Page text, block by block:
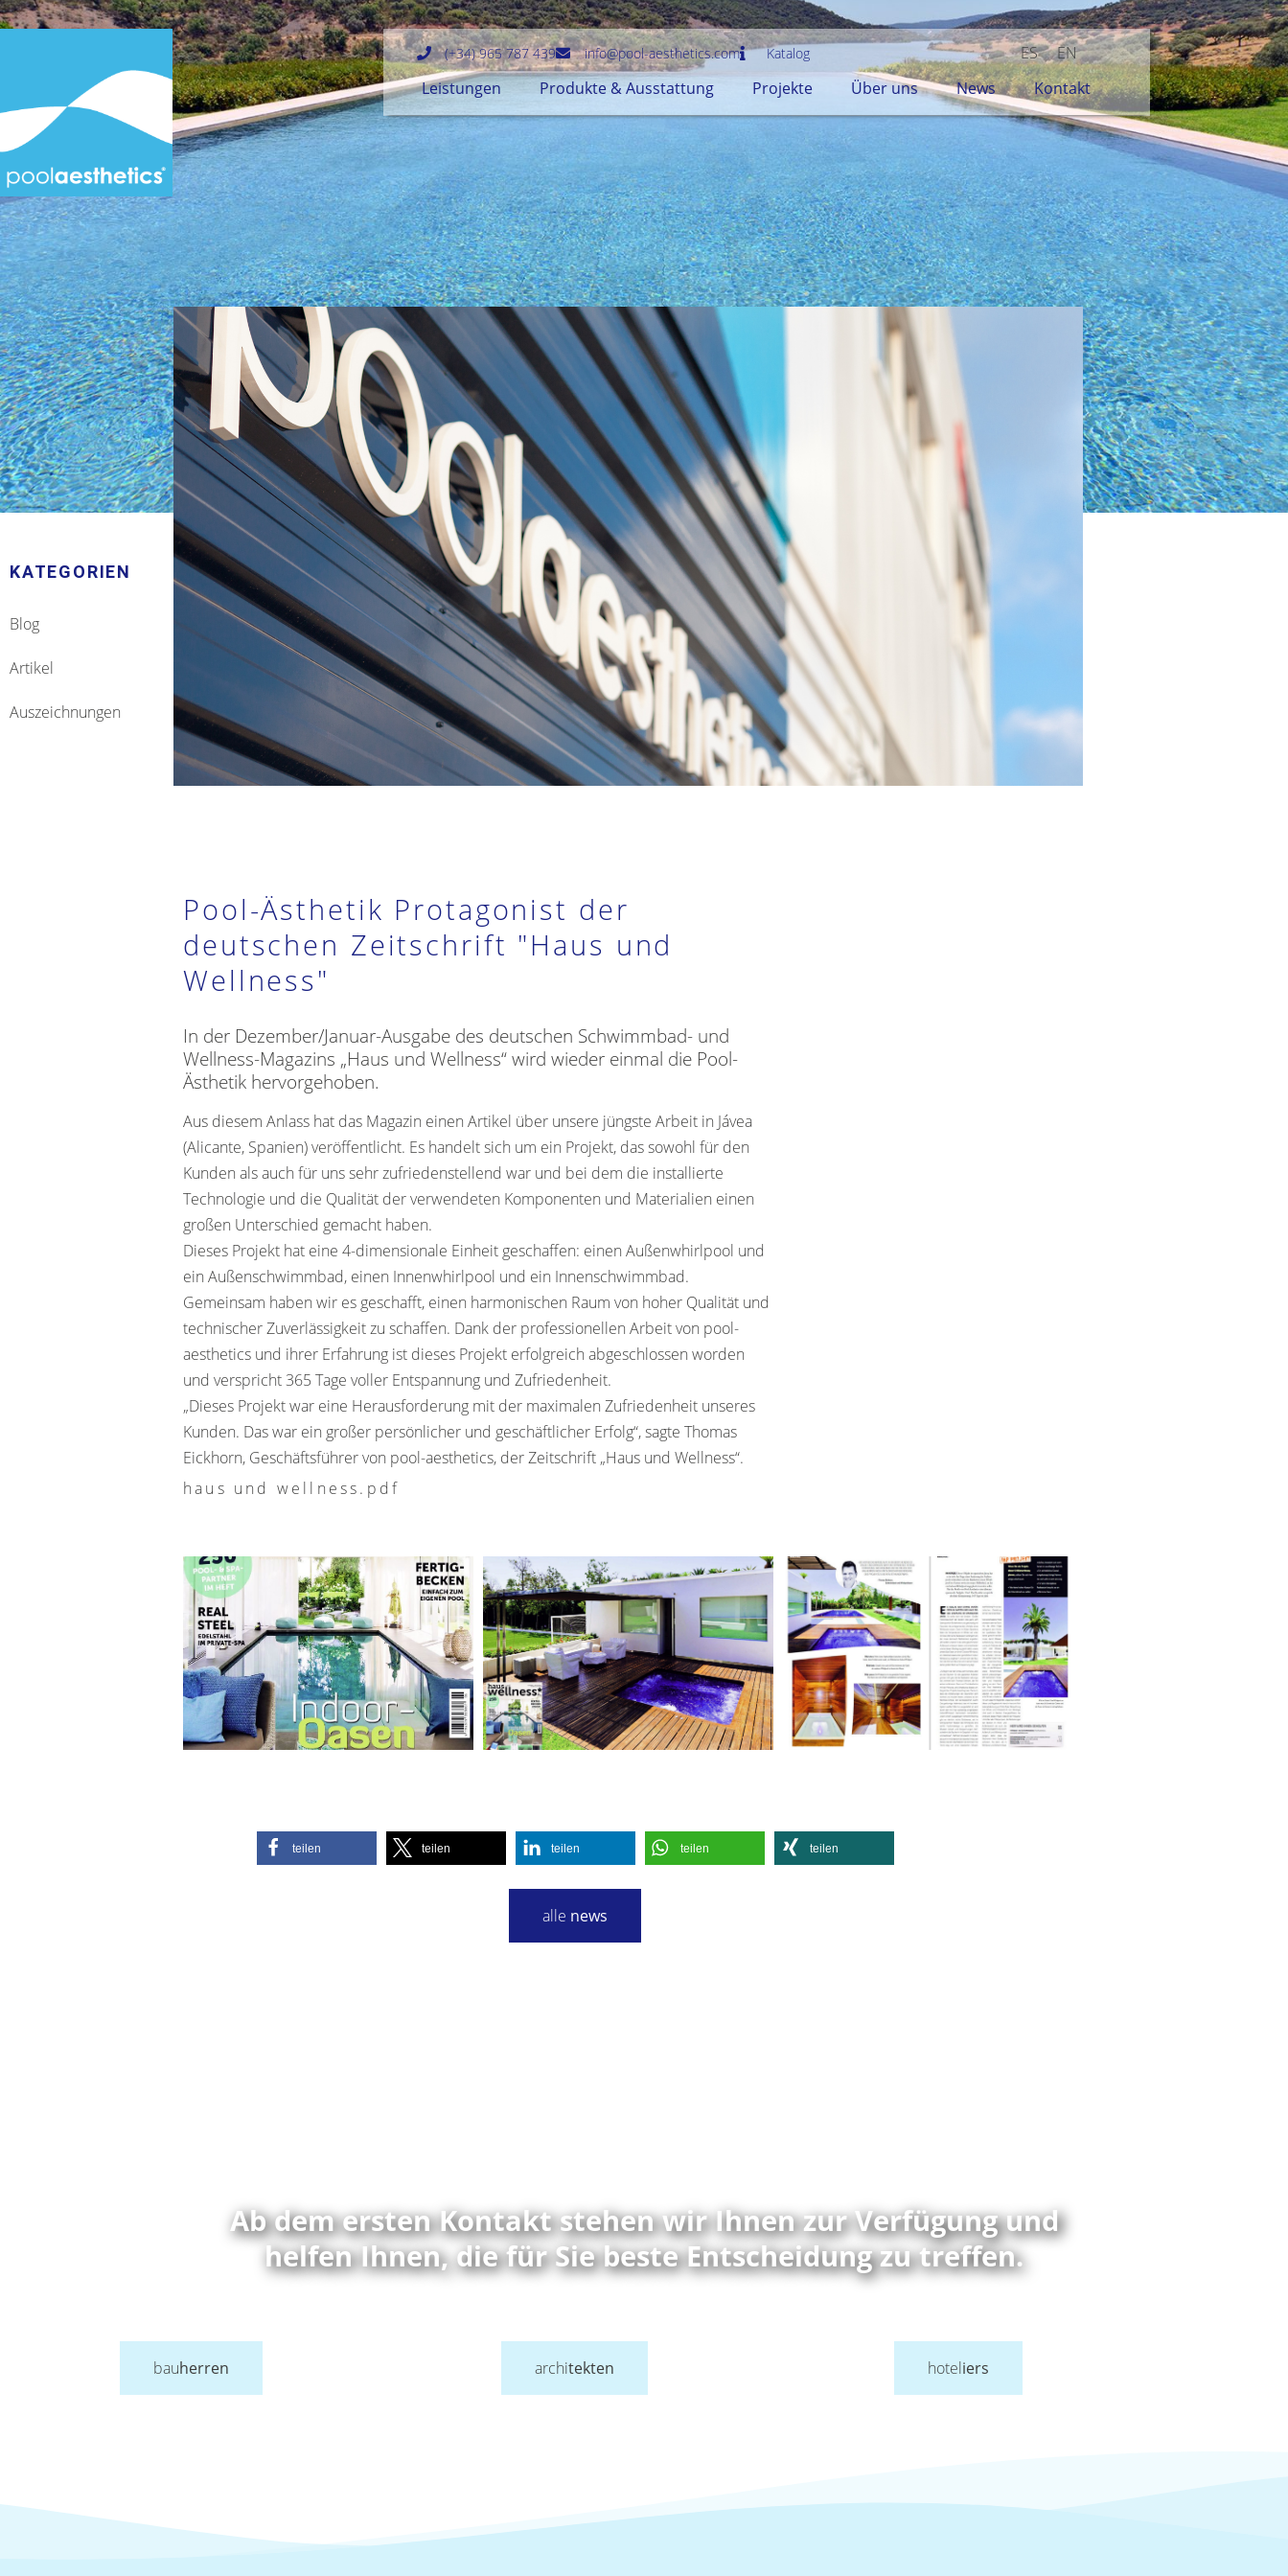
(+34) 965 787 439 info@pool-aesthetics.com Katalog ES
EN
Leistungen
Produkte & Ausstattung Projekte Über uns News Kontakt
KATEGORIEN
Blog
Artikel
Auszeichnungen
Pool-Ästhetik Protagonist der
deutschen Zeitschrift "Haus und
Wellness"
In der Dezember/Januar-Ausgabe des deutschen Schwimmbad- und
Wellness-Magazins „Haus und Wellness“ wird wieder einmal die Pool-
Ästhetik hervorgehoben.
Aus diesem Anlass hat das Magazin einen Artikel über unsere jüngste Arbeit in Jávea
(Alicante, Spanien) veröffentlicht. Es handelt sich um ein Projekt, das sowohl für den
Kunden als auch für uns sehr zufriedenstellend war und bei dem die installierte
Technologie und die Qualität der verwendeten Komponenten und Materialien einen
großen Unterschied gemacht haben.
Dieses Projekt hat eine 4-dimensionale Einheit geschaffen: einen Außenwhirlpool und
ein Außenschwimmbad, einen Innenwhirlpool und ein Innenschwimmbad.
Gemeinsam haben wir es geschafft, einen harmonischen Raum von hoher Qualität und
technischer Zuverlässigkeit zu schaffen. Dank der professionellen Arbeit von pool-
aesthetics und ihrer Erfahrung ist dieses Projekt erfolgreich abgeschlossen worden
und verspricht 365 Tage voller Entspannung und Zufriedenheit.
„Dieses Projekt war eine Herausforderung mit der maximalen Zufriedenheit unseres
Kunden. Das war ein großer persönlicher und geschäftlicher Erfolg“, sagte Thomas
Eickhorn, Geschäftsführer von pool-aesthetics, der Zeitschrift „Haus und Wellness“.
haus und wellness.pdf
teilen teilen teilen teilen teilen
alle news
Ab dem ersten Kontakt stehen wir Ihnen zur Verfügung und
helfen Ihnen, die für Sie beste Entscheidung zu treffen.
bauherren architekten hoteliers